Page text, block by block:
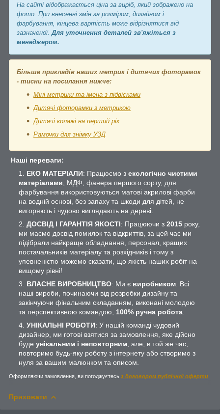
На сайті відображається ціна за виріб, який зображено на
фото. При внесенні змін за розміром, дизайном і
фарбування, кінцева вартість може відрізнятися від
зазначеної. Для уточнення деталей зв'яжіться з
менеджером.
Більше прикладів наших метрик і дитячих фоторамок
- тисни на посилання нижче:
Міні метрики та імена з підвісками
Дитячі фоторамки з метрикою
Дитячі колажі на перший рік
Рамочки для знімку УЗД
Наші переваги:
ЕКО МАТЕРІАЛИ: Працюємо з екологічно чистими
матеріалами , МДФ, фанера першого сорту, для
фарбування використовуються матові акрилові фарби
на водній основі, без запаху та шкоди для дітей, не
вигоряють і чудово виглядають на дереві.
ДОСВІД І ГАРАНТІЯ ЯКОСТІ: Працюючи з 2015 року,
ми маємо досвід помилок та відкриттів, за цей час ми
підібрали найкраще обладнання, персонал, кращих
постачальників матеріалу та розхідників і тому з
упевненістю можемо сказати, що якість наших робіт на
вищому рівні!
ВЛАСНЕ ВИРОБНИЦТВО: Ми є виробником . Всі
наші вироби, починаючи від розробки дизайну та
закінчуючи фінальним складанням, виконані молодою
та перспективною командою, 100% ручна робота
УНІКАЛЬНІ РОБОТИ: У нашій команді чудовий
дизайнер, ми готові взятися за замовлення, яке дійсно
буде унікальним і неповторним , але, в той же час,
повторимо будь-яку роботу з інтернету або створимо з
нуля за вашим малюнком та описом.
Оформляючи замовлення, ви погоджуєтесь з договором публічної оферти
Приховати